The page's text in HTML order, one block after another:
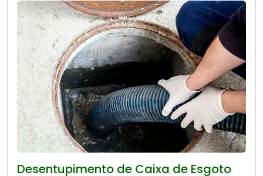
Desentupimento de Caixa de Esgoto